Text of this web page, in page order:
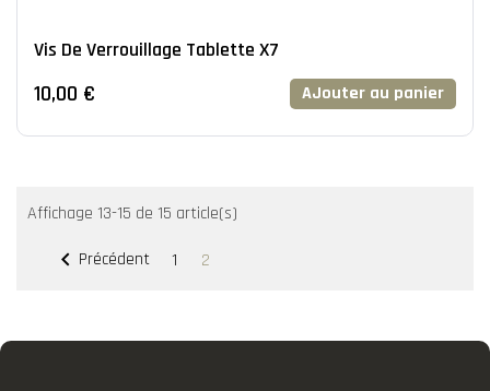
Vis De Verrouillage Tablette X7
10,00 € AJouter au panier
Affichage 13-15 de 15 article(s)
 Précédent 1 2